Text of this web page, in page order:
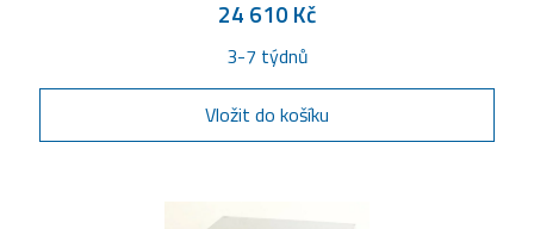
24 610 Kč
3-7 týdnů
Vložit do košíku